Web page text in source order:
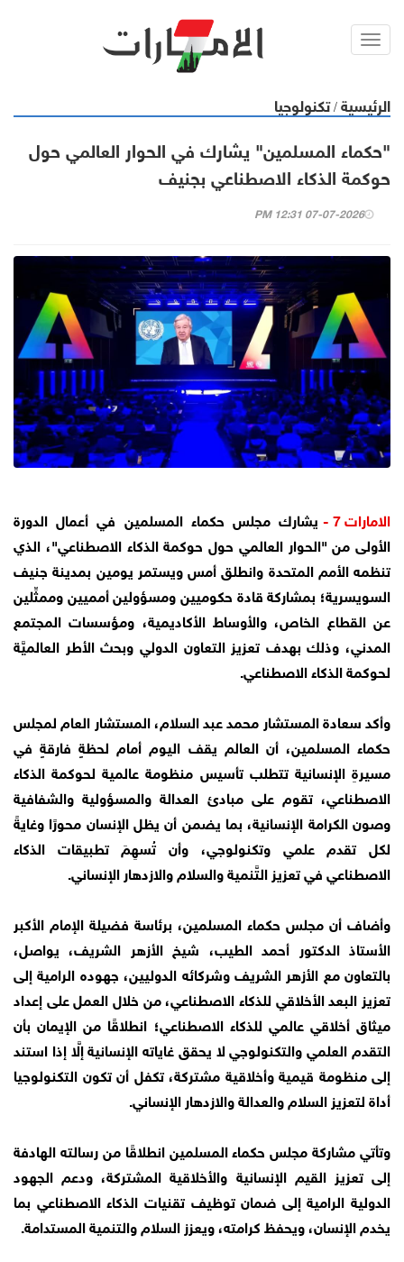
Toggl
الرئيسية /تكنولوجيا
"حكماء المسلمين" يشارك في الحوار العالمي حول
حوكمة الذكاء الاصطناعي بجنيف
07-07-2026 12:31 PM
الامارات 7 -
يشارك مجلس حكماء المسلمين في أعمال الدورة
الأولى من "الحوار العالمي حول حوكمة الذكاء الاصطناعي"، الذي
تنظمه الأمم المتحدة وانطلق أمس ويستمر يومين بمدينة جنيف
السويسرية؛ بمشاركة قادة حكوميين ومسؤولين أمميين وممثِّلين
عن القطاع الخاص، والأوساط الأكاديمية، ومؤسسات المجتمع
المدني، وذلك بهدف تعزيز التعاون الدولي وبحث الأطر العالميَّة
لحوكمة الذكاء الاصطناعي.
وأكد سعادة المستشار محمد عبد السلام، المستشار العام لمجلس
حكماء المسلمين، أن العالم يقف اليوم أمام لحظةٍ فارقةٍ في
مسيرةِ الإنسانية تتطلب تأسيس منظومة عالمية لحوكمة الذكاء
الاصطناعي، تقوم على مبادئ العدالة والمسؤولية والشفافية
وصون الكرامة الإنسانية، بما يضمن أن يظل الإنسان محورًا وغايةً
لكل تقدم علمي وتكنولوجي، وأن تُسهِمَ تطبيقات الذكاء
الاصطناعي في تعزيز التَّنمية والسلام والازدهار الإنساني.
وأضاف أن مجلس حكماء المسلمين، برئاسة فضيلة الإمام الأكبر
الأستاذ الدكتور أحمد الطيب، شيخ الأزهر الشريف، يواصل،
بالتعاون مع الأزهر الشريف وشركائه الدوليين، جهوده الرامية إلى
تعزيز البعد الأخلاقي للذكاء الاصطناعي، من خلال العمل على إعداد
ميثاق أخلاقي عالمي للذكاء الاصطناعي؛ انطلاقًا من الإيمان بأن
التقدم العلمي والتكنولوجي لا يحقق غاياته الإنسانية إلَّا إذا استند
إلى منظومة قيمية وأخلاقية مشتركة، تكفل أن تكون التكنولوجيا
أداة لتعزيز السلام والعدالة والازدهار الإنساني.
وتأتي مشاركة مجلس حكماء المسلمين انطلاقًا من رسالته الهادفة
إلى تعزيز القيم الإنسانية والأخلاقية المشتركة، ودعم الجهود
الدولية الرامية إلى ضمان توظيف تقنيات الذكاء الاصطناعي بما
يخدم الإنسان، ويحفظ كرامته، ويعزز السلام والتنمية المستدامة.